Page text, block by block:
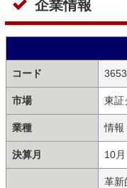
企業情報
コード 3653
市場 東証
業種 情報
決算月 10月
革新